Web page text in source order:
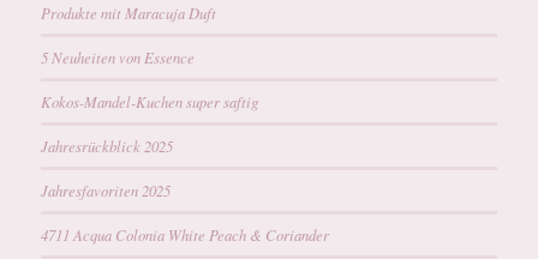
Produkte mit Maracuja Duft
5 Neuheiten von Essence
Kokos-Mandel-Kuchen super saftig
Jahresrückblick 2025
Jahresfavoriten 2025
4711 Acqua Colonia White Peach & Coriander